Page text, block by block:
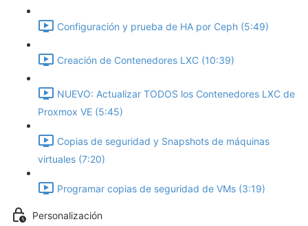
Configuración y prueba de HA por Ceph (5:49)
Creación de Contenedores LXC (10:39)
NUEVO: Actualizar TODOS los Contenedores LXC de
Proxmox VE (5:45)
Copias de seguridad y Snapshots de máquinas
virtuales (7:20)
Programar copias de seguridad de VMs (3:19)
Personalización